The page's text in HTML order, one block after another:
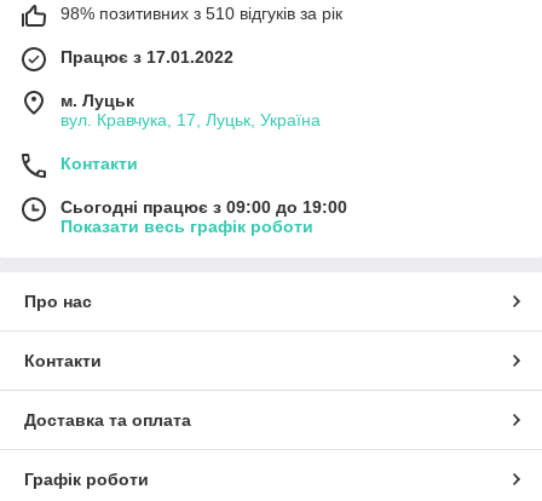
98% позитивних з 510 відгуків за рік
Працює з 17.01.2022
м. Луцьк
вул. Кравчука, 17, Луцьк, Україна
Контакти
Сьогодні працює з 09:00 до 19:00
Показати весь графік роботи
Про нас
Контакти
Доставка та оплата
Графік роботи